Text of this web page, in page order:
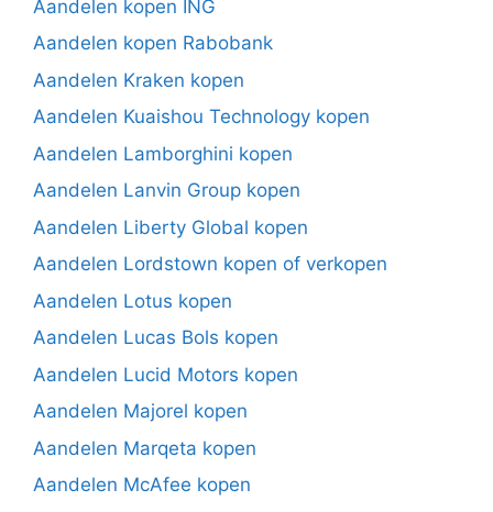
Aandelen kopen ING
Aandelen kopen Rabobank
Aandelen Kraken kopen
Aandelen Kuaishou Technology kopen
Aandelen Lamborghini kopen
Aandelen Lanvin Group kopen
Aandelen Liberty Global kopen
Aandelen Lordstown kopen of verkopen
Aandelen Lotus kopen
Aandelen Lucas Bols kopen
Aandelen Lucid Motors kopen
Aandelen Majorel kopen
Aandelen Marqeta kopen
Aandelen McAfee kopen